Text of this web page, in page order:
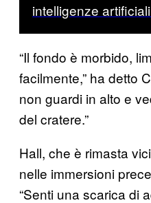
intelligenze
“Il fondo è morbido,
facilmente,” ha detto
non guardi in alto e
del cratere.”
Hall, che è rimasta
nelle immersioni
“Senti una scarica di